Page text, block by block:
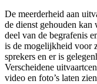
De meerderheid aan
de dienst gehouden kan
deel van de begrafenis
is de mogelijkheid voor
sprekers en er is
Verscheidene
video en foto’s laten